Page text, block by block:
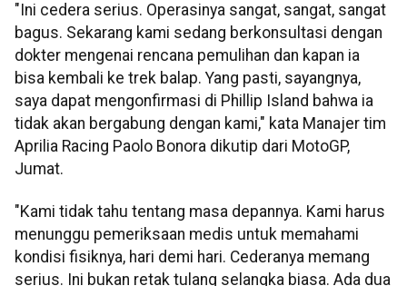
"Ini cedera serius. Operasinya sangat, sangat, sangat
bagus. Sekarang kami sedang berkonsultasi dengan
dokter mengenai rencana pemulihan dan kapan ia
bisa kembali ke trek balap. Yang pasti, sayangnya,
saya dapat mengonfirmasi di Phillip Island bahwa ia
tidak akan bergabung dengan kami," kata Manajer tim
Aprilia Racing Paolo Bonora dikutip dari MotoGP,
Jumat.
"Kami tidak tahu tentang masa depannya. Kami harus
menunggu pemeriksaan medis untuk memahami
kondisi fisiknya, hari demi hari. Cederanya memang
serius. Ini bukan retak tulang selangka biasa. Ada dua